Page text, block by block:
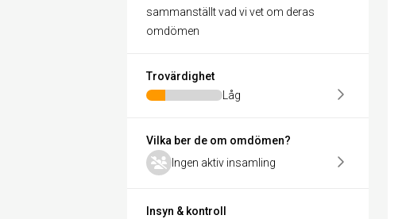
sammanställt vad vi vet om deras
omdömen
Trovärdighet
Låg
Vilka ber de om omdömen?
Ingen aktiv insamling
Insyn & kontroll